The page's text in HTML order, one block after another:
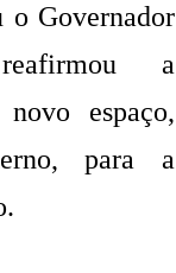
o Governador
a
espaço,
para a